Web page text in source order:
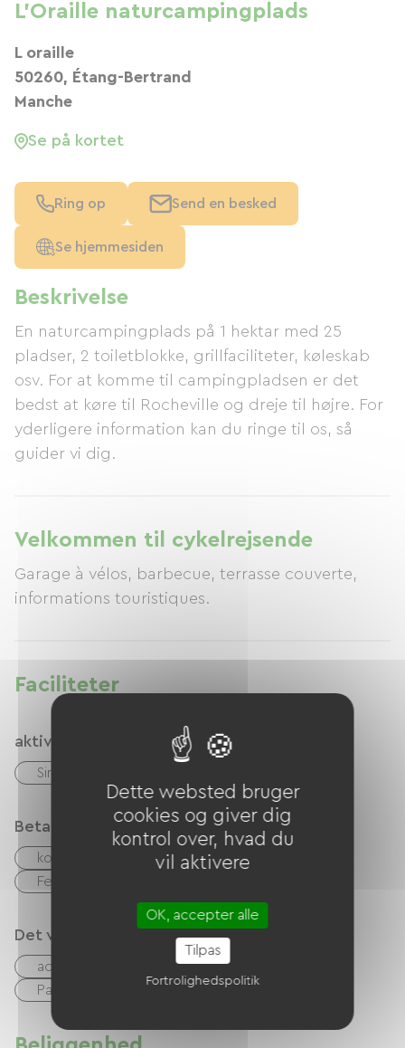
Beskrivelse
En naturcampingplads på 1 hektar med 25
pladser, 2 toiletblokke, grillfaciliteter, køleskab
osv. For at komme til campingpladsen er det
bedst at køre til Rocheville og dreje til højre. For
yderligere information kan du ringe til os, så
guider vi dig.
Velkommen til cykelrejsende
Garage à vélos, barbecue, terrasse couverte,
informations touristiques.
Faciliteter
aktiviteter
Sin
Betalingsmåder
kontrol
Kontanter
Feriekuponer (ANCV)
Det vi er gode til
accepterede dyr
Udlejning af lagner
Parkeringsplads for autocampere
L'Oraille naturcampingplads
L oraille
50260, Étang-Bertrand
Manche
Se på kortet
Ring op Send en besked
Se hjemmesiden
Dette websted bruger
cookies og giver dig
kontrol over, hvad du
vil aktivere
OK, accepter alle
Tilpas
Fortrolighedspolitik